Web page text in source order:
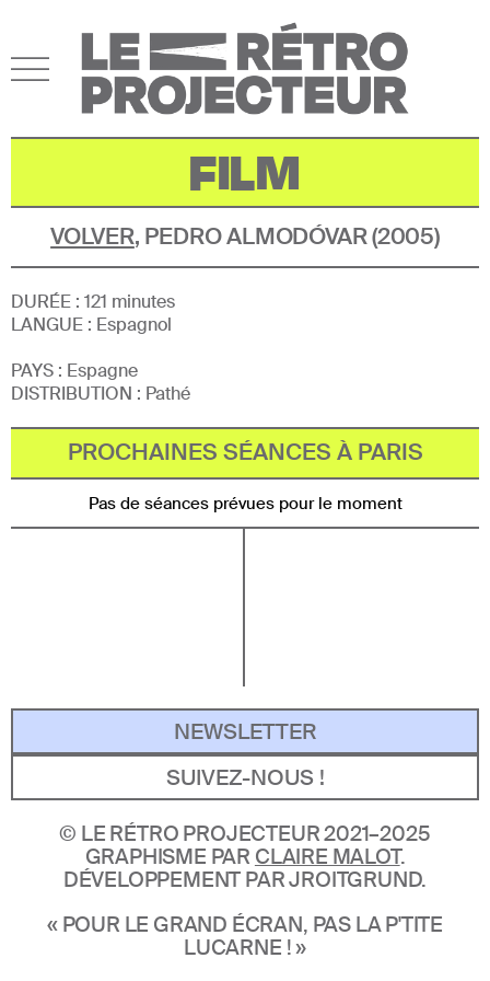
FILM
VOLVER, PEDRO ALMODÓVAR(2005)
DURÉE : 121 minutes
LANGUE : Espagnol
PAYS : Espagne
DISTRIBUTION : Pathé
PROCHAINES SÉANCES À PARIS
Pas de séances prévues pour le moment
NEWSLETTER
SUIVEZ-NOUS !
© LE RÉTRO PROJECTEUR 2021–2025
GRAPHISME PAR CLAIRE MALOT.
DÉVELOPPEMENT PAR JROITGRUND.
« POUR LE GRAND ÉCRAN, PAS LA P'TITE
LUCARNE ! »